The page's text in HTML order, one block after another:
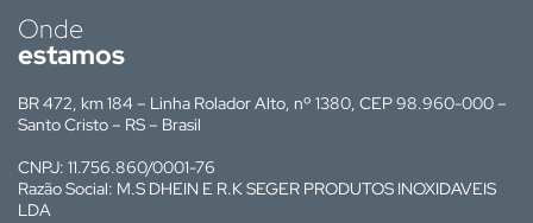
Onde
estamos
BR 472, km 184 – Linha Rolador Alto, nº 1380, CEP 98.960-000 –
Santo Cristo – RS – Brasil
CNPJ: 11.756.860/0001-76
Razão Social: M.S DHEIN E R.K SEGER PRODUTOS INOXIDAVEIS
LDA